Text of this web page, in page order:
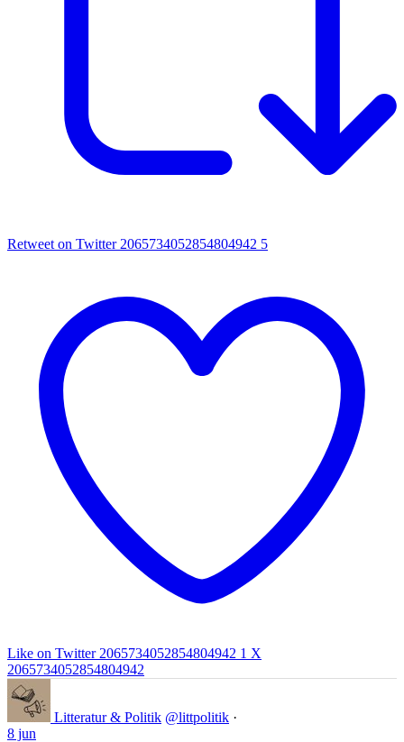
Retweet on Twitter 2065734052854804942 5
Like on Twitter 2065734052854804942 1 X
2065734052854804942
Litteratur & Politik @littpolitik ·
8 jun